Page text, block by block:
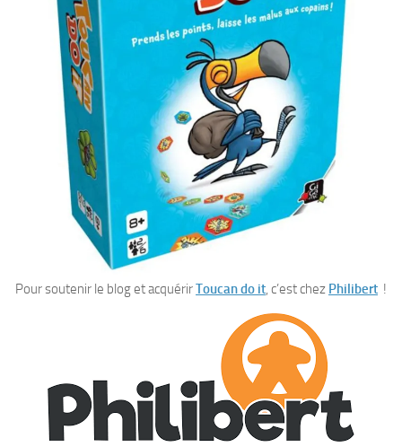
Pour soutenir le blog et acquérirToucan do it, c’est chez Philibert !